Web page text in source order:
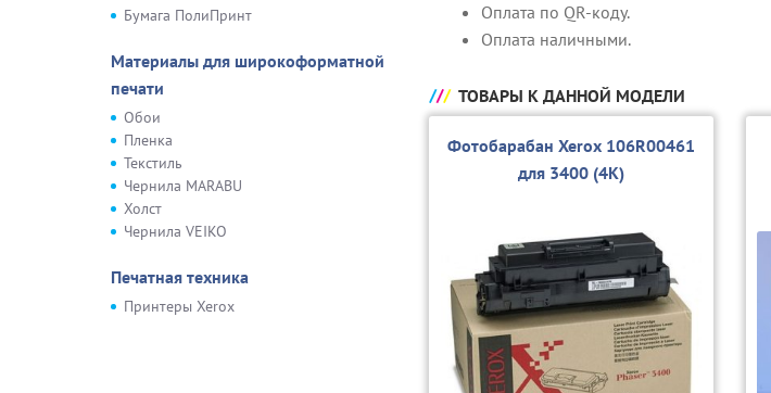
Бумага ПолиПринт
Материалы для широкоформатной
печати
Обои
Пленка
Текстиль
Чернила MARABU
Холст
Чернила VEIKO
Печатная техника
Принтеры Xerox
Оплата по QR-коду.
Оплата наличными.
ТОВАРЫ К ДАННОЙ МОДЕЛИ
Фотобарабан Xerox 106R00461
для 3400 (4K)